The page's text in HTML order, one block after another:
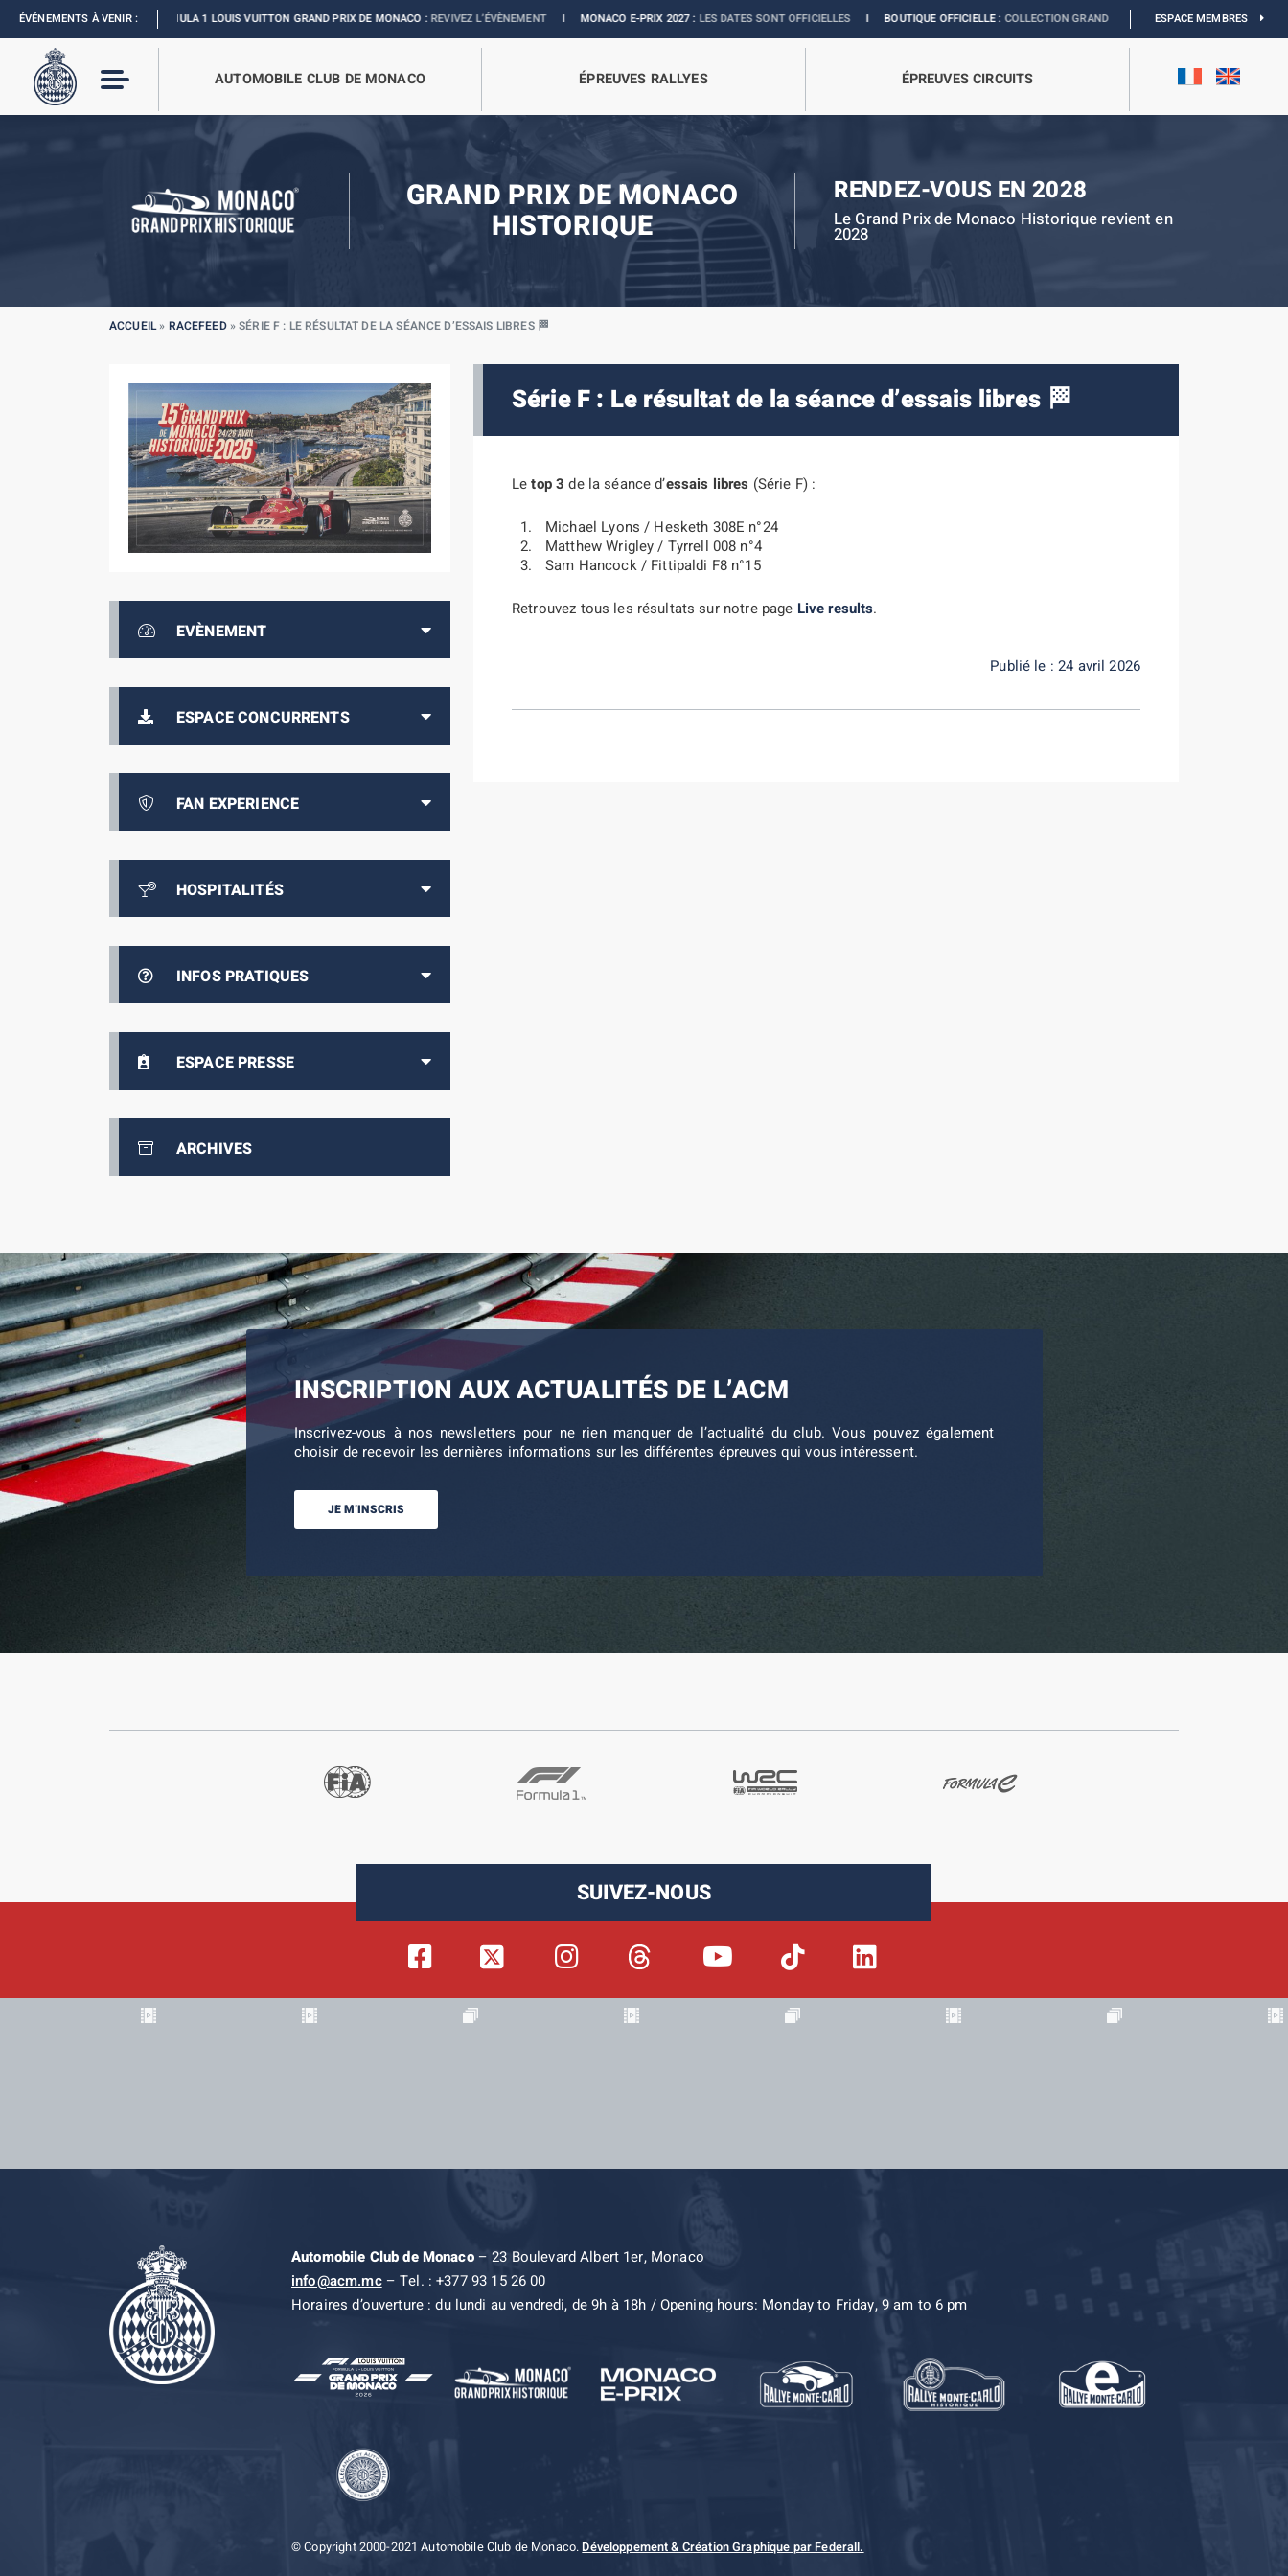
ÉVÉNEMENTS À VENIR :FORMULA 1 LOUIS VUITTON GRAND PRIX DE MONACO : REVIVEZ L’ÉVÈNEMENTIMONACO E-PRIX 2027 :LES DATES SONT OFFICIELLESIBOUTIQUE OFFICIELLE :COLLECTION GRAND PRIXI EXPOSITION MONACO &
ESPACE MEMBRES
AUTOMOBILE CLUB DE MONACO ÉPREUVES RALLYES ÉPREUVES CIRCUITS
GRAND PRIX DE MONACO
HISTORIQUE
RENDEZ-VOUS EN 2028
Le Grand Prix de Monaco Historique revient en
2028
ACCUEIL» RACEFEED»SÉRIE F : LE RÉSULTAT DE LA SÉANCE D’ESSAIS LIBRES 🏁
EVÈNEMENT
ESPACE CONCURRENTS
FAN EXPERIENCE
HOSPITALITÉS
INFOS PRATIQUES
ESPACE PRESSE
ARCHIVES
Série F : Le résultat de la séance d’essais libres 🏁
Letop 3 de la séance d’essais libres (Série F) :
Michael Lyons / Hesketh 308E n°24
Matthew Wrigley / Tyrrell 008 n°4
Sam Hancock / Fittipaldi F8 n°15
Retrouvez tous les résultats sur notre page Live results.
Publié le : 24 avril 2026
INSCRIPTION AUX ACTUALITÉS DE L’ACM
Inscrivez-vous à nos newsletters pour ne rien manquer de l’actualité du club. Vous pouvez également
choisir de recevoir les dernières informations sur les différentes épreuves qui vous intéressent.
JE M’INSCRIS
SUIVEZ-NOUS
Automobile Club de Monaco– 23 Boulevard Albert 1er, Monaco
info@acm.mc– Tel. : +377 93 15 26 00
Horaires d’ouverture : du lundi au vendredi, de 9h à 18h / Opening hours: Monday to Friday, 9 am to 6 pm
© Copyright 2000-2021 Automobile Club de Monaco.Développement & Création Graphique par Federall.